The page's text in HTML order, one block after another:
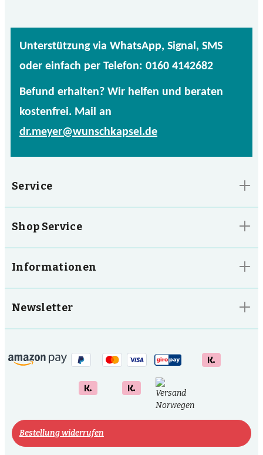
Unterstützung via WhatsApp, Signal, SMS
oder einfach per Telefon: 0160 4142682
Befund erhalten? Wir helfen und beraten
kostenfrei. Mail an
dr.meyer@wunschkapsel.de
Service
Shop Service
Informationen
Newsletter
Bestellung widerrufen